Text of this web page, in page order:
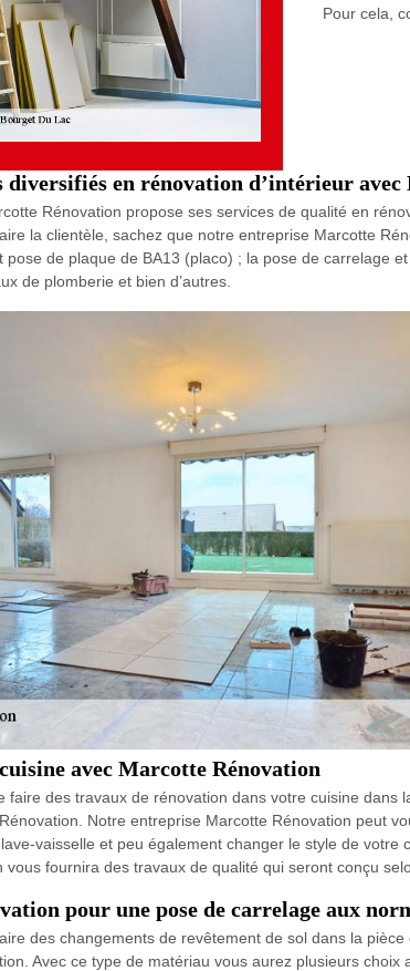
Pour cela,
diversifiés en rénovation d’intérieur
Rénovation propose ses services de qualité en
la clientèle, sachez que notre entreprise Marcotte
pose de plaque de BA13 (placo) ; la pose de carrelage
de plomberie et bien d’autres.
avec Marcotte Rénovation
faire des travaux de rénovation dans votre cuisine
Notre entreprise Marcotte Rénovation peut
vaisselle et peu également changer le style de
vous fournira des travaux de qualité qui seront conçu
pour une pose de carrelage aux
des changements de revêtement de sol dans la
Avec ce type de matériau vous aurez plusieurs